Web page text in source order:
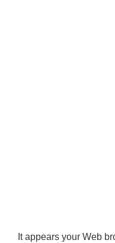
It appears your Web